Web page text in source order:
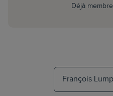
Déjà
François